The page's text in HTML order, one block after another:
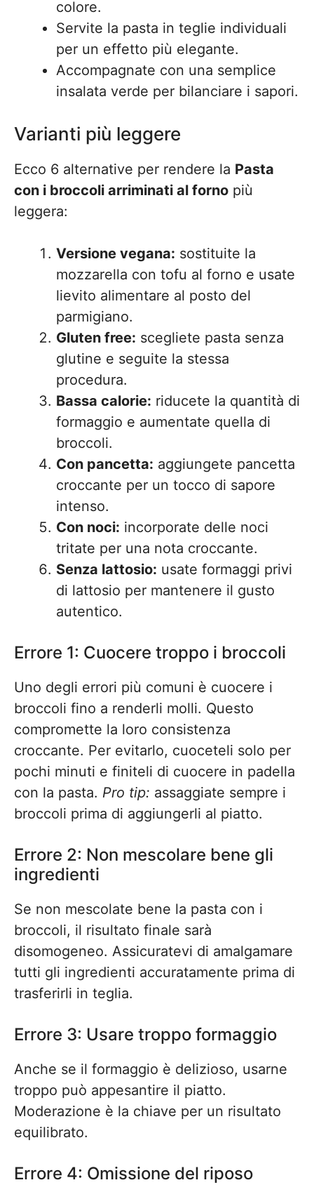
colore.
Servite la pasta in teglie individuali
per un effetto più elegante.
Accompagnate con una semplice
insalata verde per bilanciare i sapori.
Varianti più leggere
Ecco 6 alternative per rendere la Pasta
con i broccoli arriminati al forno più
leggera:
Versione vegana: sostituite la
mozzarella con tofu al forno e usate
lievito alimentare al posto del
parmigiano.
Gluten free: scegliete pasta senza
glutine e seguite la stessa
procedura.
Bassa calorie: riducete la quantità di
formaggio e aumentate quella di
broccoli.
Con pancetta: aggiungete pancetta
croccante per un tocco di sapore
intenso.
Con noci: incorporate delle noci
tritate per una nota croccante.
Senza lattosio: usate formaggi privi
di lattosio per mantenere il gusto
autentico.
Errore 1: Cuocere troppo i broccoli
Uno degli errori più comuni è cuocere i
broccoli fino a renderli molli. Questo
compromette la loro consistenza
croccante. Per evitarlo, cuoceteli solo per
pochi minuti e finiteli di cuocere in padella
con la pasta. Pro tip: assaggiate sempre i
broccoli prima di aggiungerli al piatto.
Errore 2: Non mescolare bene gli
ingredienti
Se non mescolate bene la pasta con i
broccoli, il risultato finale sarà
disomogeneo. Assicuratevi di amalgamare
tutti gli ingredienti accuratamente prima di
trasferirli in teglia.
Errore 3: Usare troppo formaggio
Anche se il formaggio è delizioso, usarne
troppo può appesantire il piatto.
Moderazione è la chiave per un risultato
equilibrato.
Errore 4: Omissione del riposo